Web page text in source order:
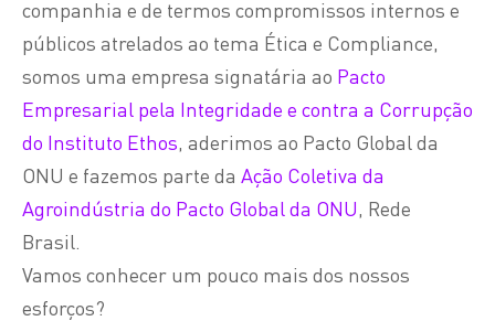
companhia e de termos compromissos internos e
públicos atrelados ao tema Ética e Compliance,
somos uma empresa signatária ao Pacto
Empresarial pela Integridade e contra a Corrupção
do Instituto Ethos, aderimos ao Pacto Global da
ONU e fazemos parte da Ação Coletiva da
Agroindústria do Pacto Global da ONU, Rede
Brasil.
Vamos conhecer um pouco mais dos nossos
esforços?